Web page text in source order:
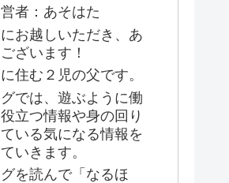
者：あそはた
お越しいただき、あ
ざいます！
住む２児の父です。
では、遊ぶように働
立つ情報や身の回り
いる気になる情報を
いきます。
を読んで「なるほ